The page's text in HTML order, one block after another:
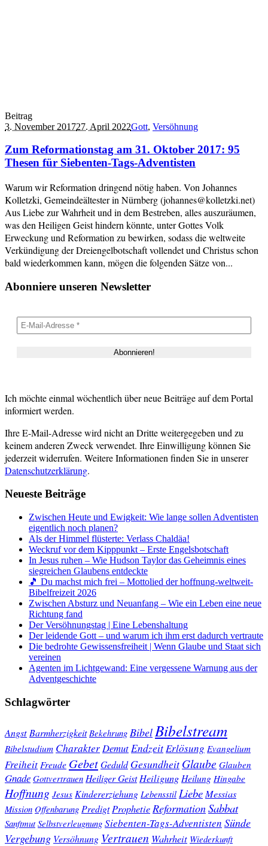
Beitrag
3. November 201727. April 2022Gott, Versöhnung
Zum Reformationstag am 31. Oktober 2017: 95
Thesen für Siebenten-Tags-Adventisten
Warum wir Reformation dringend nötig haben. Von Johannes
Kolletzki, Gemeindeältester in Nürnberg (johannes@kolletzki.net)
Aus Liebe zur Wahrheit und in dem Bestreben, alles auszuräumen,
was den Heiligen Geist hindern könnte, unter Gottes Volk
Erweckung und Reformation zu bewirken, sodass die weltweite
Verkündigung der Dreiengelbotschaft vollendet und Christus schon
bald wiederkommen kann, mögen die folgenden Sätze von...
Abonniere unseren Newsletter
Ich möchte einmal wöchentlich über neue Beiträge auf dem Portal
informiert werden.
Ihre E-Mail-Adresse wird nicht an Dritte weitergegeben und zu
keinem anderen Zweck verwendet. Ihre Einwilligung können Sie
jederzeit widerrufen. Weitere Informationen finden Sie in unserer
Datenschutzerklärung.
Neueste Beiträge
Zwischen Heute und Ewigkeit: Wie lange sollen Adventisten
eigentlich noch planen?
Als der Himmel flüsterte: Verlass Chaldäa!
Weckruf vor dem Kipppunkt – Erste Engelsbotschaft
In Jesus ruhen – Wie Hudson Taylor das Geheimnis eines
siegreichen Glaubens entdeckte
🎵 Du machst mich frei – Mottolied der hoffnung-weltweit-
Bibelfreizeit 2026
Zwischen Absturz und Neuanfang – Wie ein Leben eine neue
Richtung fand
Der Versöhnungstag | Eine Lebenshaltung
Der leidende Gott – und warum ich ihm erst dadurch vertraute
Die bedrohte Gewissensfreiheit | Wenn Glaube und Staat sich
vereinen
Agenten im Lichtgewand: Eine vergessene Warnung aus der
Adventgeschichte
Schlagwörter
Angst Barmherzigkeit Bekehrung Bibel Bibelstream
Bibelstudium Charakter Demut Endzeit Erlösung Evangelium
Freiheit Freude GebetGeduld Gesundheit Glaube Glauben
Gnade Gottvertrauen Heiliger Geist Heiligung Heilung Hingabe
Hoffnung Jesus Kindererziehung Lebensstil Liebe Messias
Mission Offenbarung Predigt Prophetie ReformationSabbat
Sanftmut Selbstverleugnung Siebenten-Tags-Adventisten Sünde
Vergebung Versöhnung Vertrauen Wahrheit Wiederkunft